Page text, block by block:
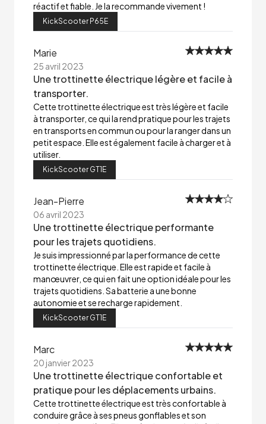
réactif et fiable. Je la recommande vivement !
KickScooter P65E
Marie
25 avril 2023
Une trottinette électrique légère et facile à
transporter.
Cette trottinette électrique est très légère et facile
à transporter, ce qui la rend pratique pour les trajets
en transports en commun ou pour la ranger dans un
petit espace. Elle est également facile à charger et à
utiliser.
KickScooter GT1E
Jean-Pierre
06 avril 2023
Une trottinette électrique performante
pour les trajets quotidiens.
Je suis impressionné par la performance de cette
trottinette électrique. Elle est rapide et facile à
manœuvrer, ce qui en fait une option idéale pour les
trajets quotidiens. Sa batterie a une bonne
autonomie et se recharge rapidement.
KickScooter GT1E
Marc
20 janvier 2023
Une trottinette électrique confortable et
pratique pour les déplacements urbains.
Cette trottinette électrique est très confortable à
conduire grâce à ses pneus gonflables et son